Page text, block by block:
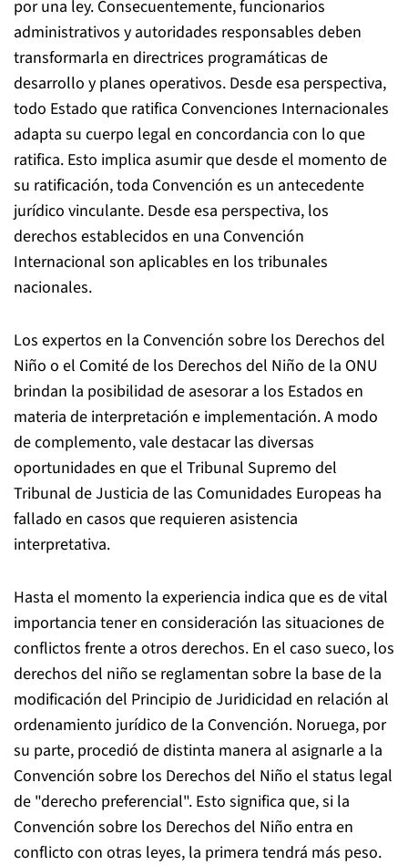
por una ley. Consecuentemente, funcionarios
administrativos y autoridades responsables deben
transformarla en directrices programáticas de
desarrollo y planes operativos. Desde esa perspectiva,
todo Estado que ratifica Convenciones Internacionales
adapta su cuerpo legal en concordancia con lo que
ratifica. Esto implica asumir que desde el momento de
su ratificación, toda Convención es un antecedente
jurídico vinculante. Desde esa perspectiva, los
derechos establecidos en una Convención
Internacional son aplicables en los tribunales
nacionales.
Los expertos en la Convención sobre los Derechos del
Niño o el Comité de los Derechos del Niño de la ONU
brindan la posibilidad de asesorar a los Estados en
materia de interpretación e implementación. A modo
de complemento, vale destacar las diversas
oportunidades en que el Tribunal Supremo del
Tribunal de Justicia de las Comunidades Europeas ha
fallado en casos que requieren asistencia
interpretativa.
Hasta el momento la experiencia indica que es de vital
importancia tener en consideración las situaciones de
conflictos frente a otros derechos. En el caso sueco, los
derechos del niño se reglamentan sobre la base de la
modificación del Principio de Juridicidad en relación al
ordenamiento jurídico de la Convención. Noruega, por
su parte, procedió de distinta manera al asignarle a la
Convención sobre los Derechos del Niño el status legal
de "derecho preferencial". Esto significa que, si la
Convención sobre los Derechos del Niño entra en
conflicto con otras leyes, la primera tendrá más peso.